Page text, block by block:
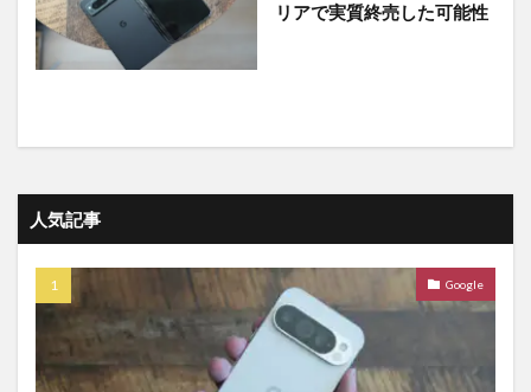
リアで実質終売した可能性
人気記事
Google